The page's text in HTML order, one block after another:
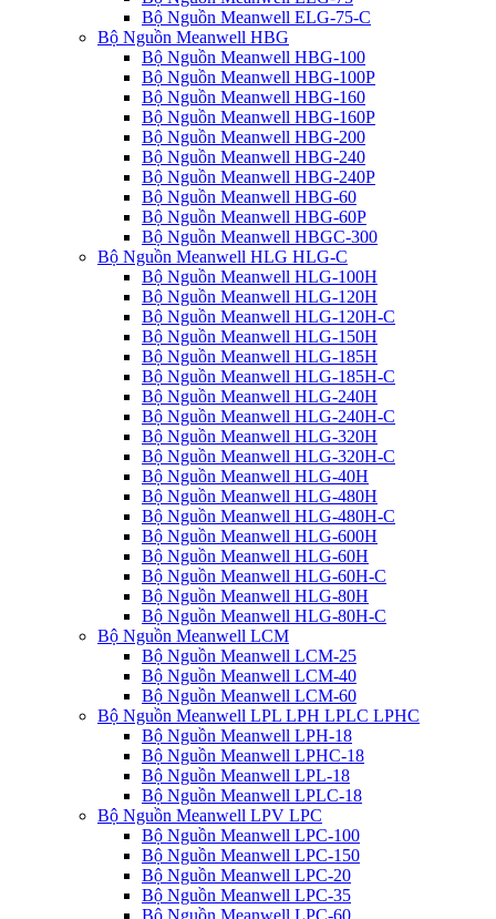
Bộ Nguồn Meanwell ELG-75-C
Bộ Nguồn Meanwell HBG
Bộ Nguồn Meanwell HBG-100
Bộ Nguồn Meanwell HBG-100P
Bộ Nguồn Meanwell HBG-160
Bộ Nguồn Meanwell HBG-160P
Bộ Nguồn Meanwell HBG-200
Bộ Nguồn Meanwell HBG-240
Bộ Nguồn Meanwell HBG-240P
Bộ Nguồn Meanwell HBG-60
Bộ Nguồn Meanwell HBG-60P
Bộ Nguồn Meanwell HBGC-300
Bộ Nguồn Meanwell HLG HLG-C
Bộ Nguồn Meanwell HLG-100H
Bộ Nguồn Meanwell HLG-120H
Bộ Nguồn Meanwell HLG-120H-C
Bộ Nguồn Meanwell HLG-150H
Bộ Nguồn Meanwell HLG-185H
Bộ Nguồn Meanwell HLG-185H-C
Bộ Nguồn Meanwell HLG-240H
Bộ Nguồn Meanwell HLG-240H-C
Bộ Nguồn Meanwell HLG-320H
Bộ Nguồn Meanwell HLG-320H-C
Bộ Nguồn Meanwell HLG-40H
Bộ Nguồn Meanwell HLG-480H
Bộ Nguồn Meanwell HLG-480H-C
Bộ Nguồn Meanwell HLG-600H
Bộ Nguồn Meanwell HLG-60H
Bộ Nguồn Meanwell HLG-60H-C
Bộ Nguồn Meanwell HLG-80H
Bộ Nguồn Meanwell HLG-80H-C
Bộ Nguồn Meanwell LCM
Bộ Nguồn Meanwell LCM-25
Bộ Nguồn Meanwell LCM-40
Bộ Nguồn Meanwell LCM-60
Bộ Nguồn Meanwell LPL LPH LPLC LPHC
Bộ Nguồn Meanwell LPH-18
Bộ Nguồn Meanwell LPHC-18
Bộ Nguồn Meanwell LPL-18
Bộ Nguồn Meanwell LPLC-18
Bộ Nguồn Meanwell LPV LPC
Bộ Nguồn Meanwell LPC-100
Bộ Nguồn Meanwell LPC-150
Bộ Nguồn Meanwell LPC-20
Bộ Nguồn Meanwell LPC-35
Bộ Nguồn Meanwell LPC-60